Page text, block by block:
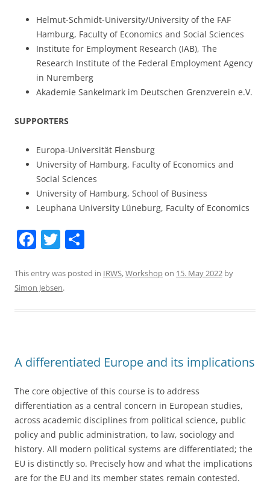
Helmut-Schmidt-University/University of the FAF
Hamburg, Faculty of Economics and Social Sciences
Institute for Employment Research (IAB), The
Research Institute of the Federal Employment Agency
in Nuremberg
Akademie Sankelmark im Deutschen Grenzverein e.V.
SUPPORTERS
Europa-Universität Flensburg
University of Hamburg, Faculty of Economics and
Social Sciences
University of Hamburg, School of Business
Leuphana University Lüneburg, Faculty of Economics
F
c
e
o
k
T
itt
er
ar
This entry was posted in IRWS,Workshopon 15. May 2022 by
Simon Jebsen.
A differentiated Europe and its implications
The core objective of this course is to address
differentiation as a central concern in European studies,
across academic disciplines from political science, public
policy and public administration, to law, sociology and
history. All modern political systems are differentiated; the
EU is distinctly so. Precisely how and what the implications
are for the EU and its member states remain contested.